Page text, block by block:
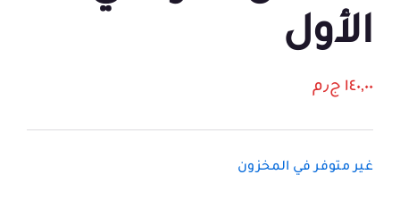
الأول
١٤٠,٠٠ ج٫م
غير متوفر في المخزون